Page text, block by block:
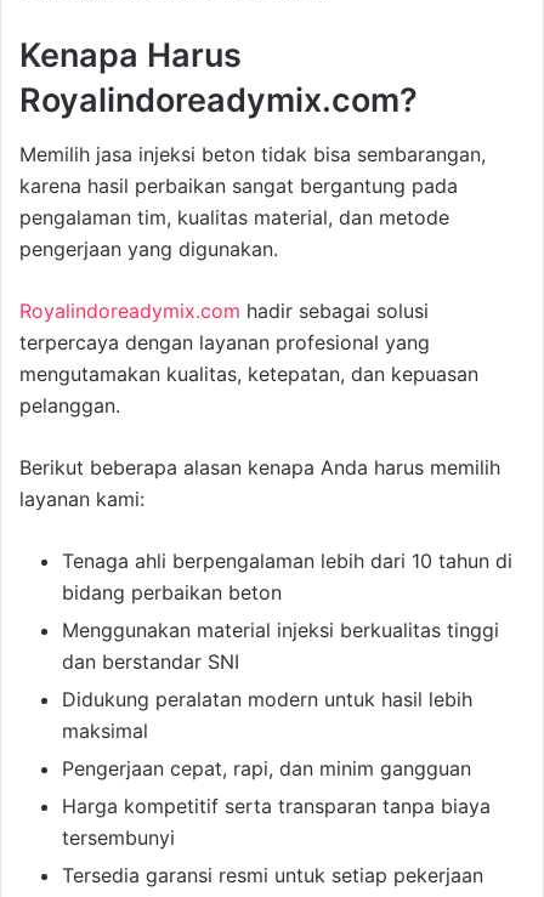
Kenapa Harus
Royalindoreadymix.com?
Memilih jasa injeksi beton tidak bisa sembarangan,
karena hasil perbaikan sangat bergantung pada
pengalaman tim, kualitas material, dan metode
pengerjaan yang digunakan.
Royalindoreadymix.com hadir sebagai solusi
terpercaya dengan layanan profesional yang
mengutamakan kualitas, ketepatan, dan kepuasan
pelanggan.
Berikut beberapa alasan kenapa Anda harus memilih
layanan kami:
Tenaga ahli berpengalaman lebih dari 10 tahun di
bidang perbaikan beton
Menggunakan material injeksi berkualitas tinggi
dan berstandar SNI
Didukung peralatan modern untuk hasil lebih
maksimal
Pengerjaan cepat, rapi, dan minim gangguan
Harga kompetitif serta transparan tanpa biaya
tersembunyi
Tersedia garansi resmi untuk setiap pekerjaan